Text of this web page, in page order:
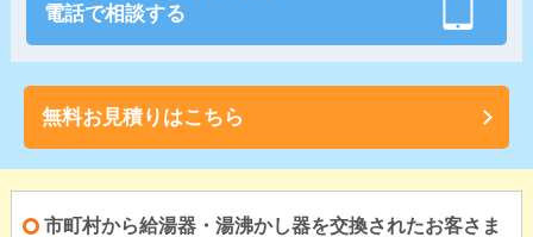
電話で相談する
無料お見積りはこちら
市町村から給湯器・湯沸かし器を交換されたお客さま